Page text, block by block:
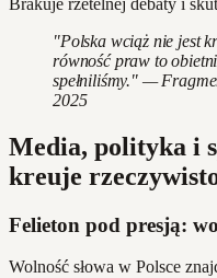
"Polska wciąż nie jest
równość praw to
spełniliśmy." —
2025
Media, polityka i
kreuje
Felieton pod presją:
Wolność słowa w Polsce